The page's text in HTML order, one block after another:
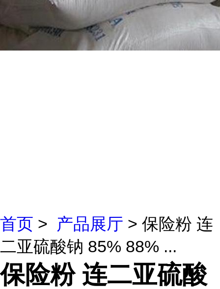
首页 > 产品展厅 > 保险粉 连
二亚硫酸钠 85% 88% ...
保险粉 连二亚硫酸